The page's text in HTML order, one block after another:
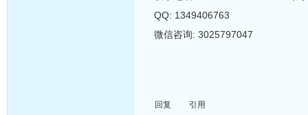
QQ: 1349406763
微信咨询: 3025797047
回复 引用